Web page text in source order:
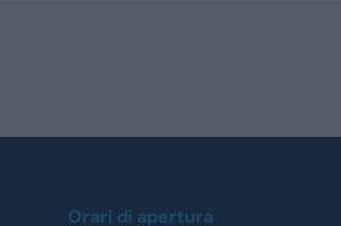
Orari di apertura